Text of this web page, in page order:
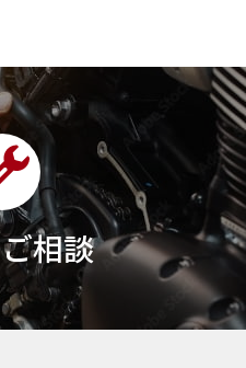
相談